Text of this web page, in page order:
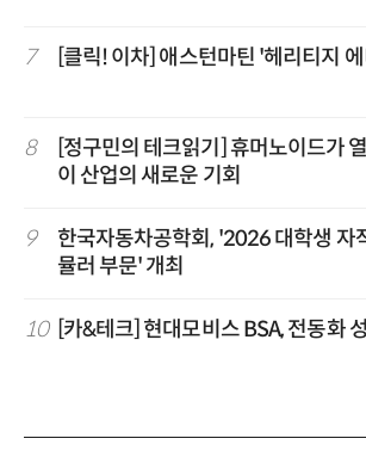
7 [클릭! 이차] 애스턴마틴 '헤리티지
8
[정구민의 테크읽기] 휴머노이드가
이 산업의 새로운 기회
9
한국자동차공학회, '2026 대학생 자
뮬러 부문' 개최
10 [카&테크] 현대모비스 BSA, 전동화